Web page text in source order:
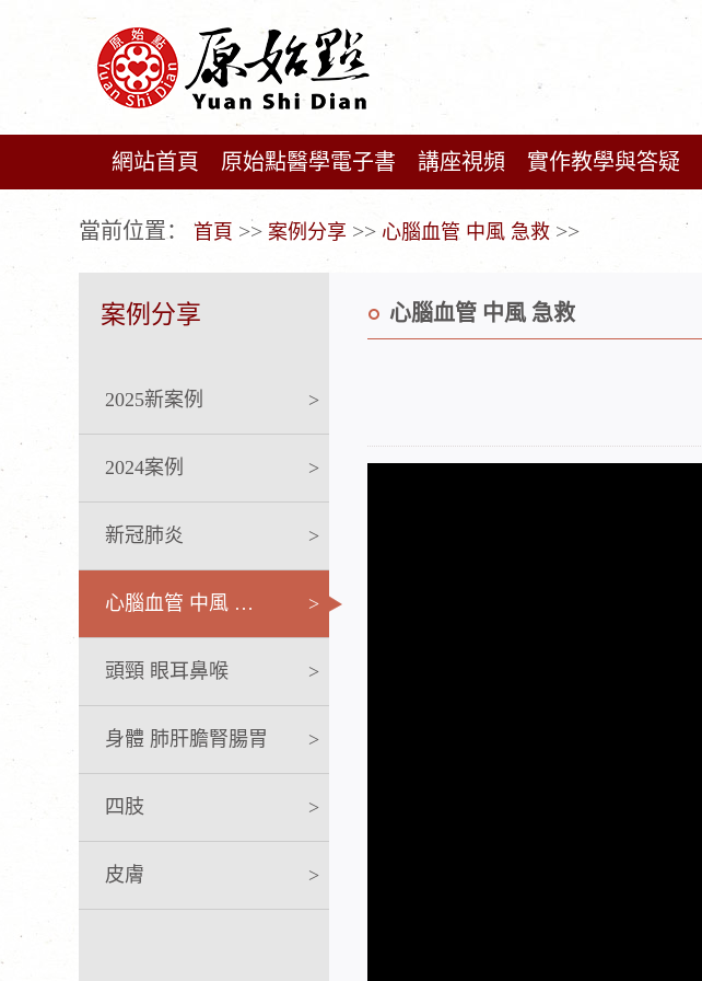
網站首頁 原始點醫學電子書 講座視頻 實作教學與答疑
當前位置： 首頁 >> 案例分享 >> 心腦血管 中風 急救 >>
案例分享
2025新案例 >
2024案例 >
新冠肺炎 >
心腦血管 中風 急救 >
頭頸 眼耳鼻喉 >
身體 肺肝膽腎腸胃 >
四肢 >
皮膚 >
心腦血管 中風 急救